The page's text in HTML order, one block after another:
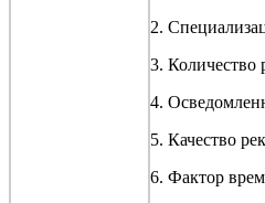
2.
3. Количество
4.
5. Качество
6. Фактор